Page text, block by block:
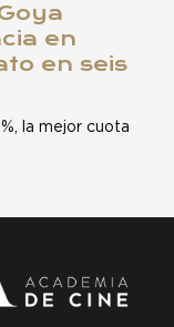
en
en seis
la mejor cuota